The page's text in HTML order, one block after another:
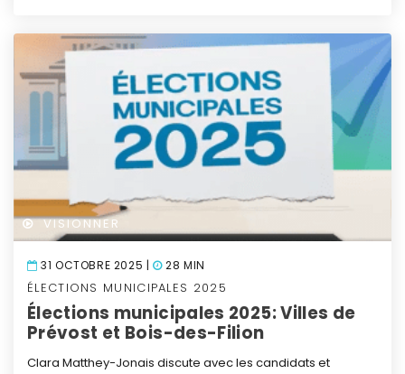
VISIONNER
31 OCTOBRE 2025 | 28 MIN
ÉLECTIONS MUNICIPALES 2025
Élections municipales 2025: Villes de
Prévost et Bois-des-Filion
Clara Matthey-Jonais discute avec les candidats et